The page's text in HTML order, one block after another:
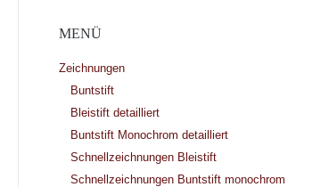
MENÜ
Zeichnungen
Buntstift
Bleistift detailliert
Buntstift Monochrom detailliert
Schnellzeichnungen Bleistift
Schnellzeichnungen Buntstift monochrom